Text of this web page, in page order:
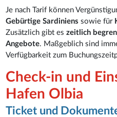
Je nach Tarif können
Gebürtige Sardiniens sowie für
Zusätzlich gibt eszeitlich
Angebote. Maßgeblich sind
Verfügbarkeit zum
Check-in und
Hafen Olbia
Ticket und